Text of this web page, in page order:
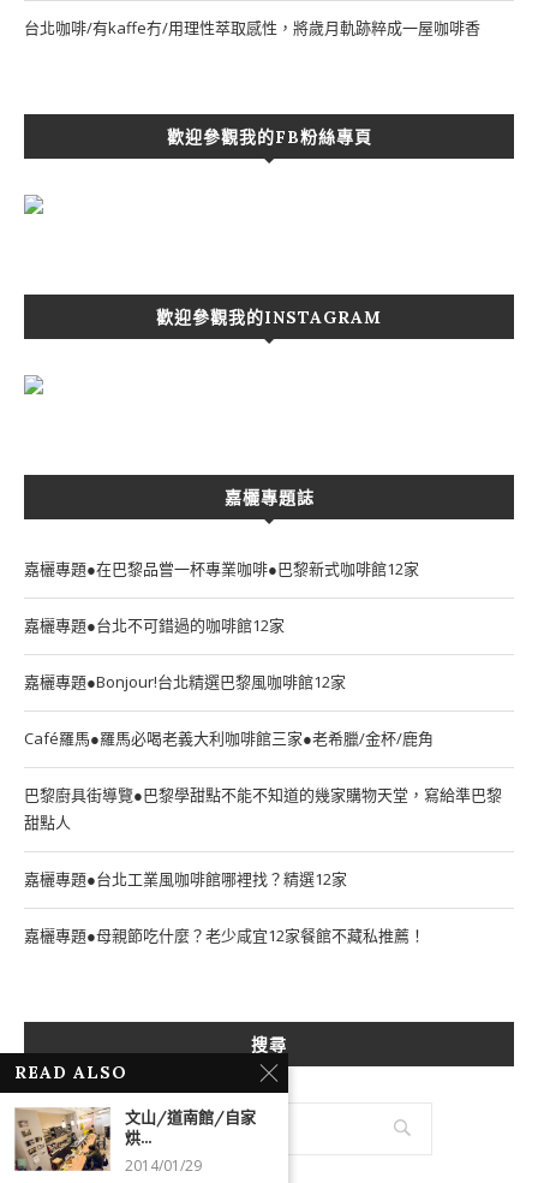
台北咖啡/有kaffe冇/用理性萃取感性，將歲月軌跡粹成一屋咖啡香
歡迎參觀我的FB粉絲專頁
歡迎參觀我的INSTAGRAM
嘉欐專題誌
嘉欐專題●在巴黎品嘗一杯專業咖啡●巴黎新式咖啡館12家
嘉欐專題●台北不可錯過的咖啡館12家
嘉欐專題●Bonjour!台北精選巴黎風咖啡館12家
Café羅馬●羅馬必喝老義大利咖啡館三家●老希臘/金杯/鹿角
巴黎廚具街導覽●巴黎學甜點不能不知道的幾家購物天堂，寫給準巴黎
甜點人
嘉欐專題●台北工業風咖啡館哪裡找？精選12家
嘉欐專題●母親節吃什麼？老少咸宜12家餐館不藏私推薦！
搜尋
READ ALSO
文山/道南館/自家
烘...
2014/01/29